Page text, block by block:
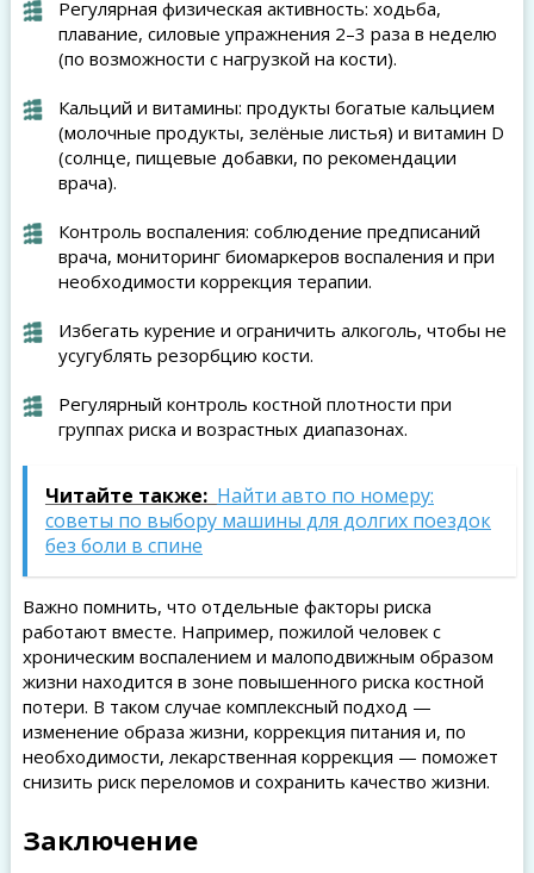
Регулярная физическая активность: ходьба,
плавание, силовые упражнения 2–3 раза в неделю
(по возможности с нагрузкой на кости).
Кальций и витамины: продукты богатые кальцием
(молочные продукты, зелёные листья) и витамин D
(солнце, пищевые добавки, по рекомендации
врача).
Контроль воспаления: соблюдение предписаний
врача, мониторинг биомаркеров воспаления и при
необходимости коррекция терапии.
Избегать курение и ограничить алкоголь, чтобы не
усугублять резорбцию кости.
Регулярный контроль костной плотности при
группах риска и возрастных диапазонах.
Читайте также: Найти авто по номеру:
советы по выбору машины для долгих поездок
без боли в спине
Важно помнить, что отдельные факторы риска
работают вместе. Например, пожилой человек с
хроническим воспалением и малоподвижным образом
жизни находится в зоне повышенного риска костной
потери. В таком случае комплексный подход —
изменение образа жизни, коррекция питания и, по
необходимости, лекарственная коррекция — поможет
снизить риск переломов и сохранить качество жизни.
Заключение